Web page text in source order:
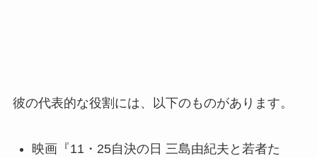
彼の代表的な役割には、以下のものがあります。
映画『11・25自決の日 三島由紀夫と若者た